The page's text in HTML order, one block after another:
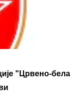
"Црвено-бела